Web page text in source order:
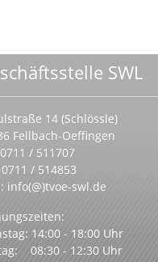
SWL
14 (Schlössle)
Fellbach-Oeffingen
/ 511707
0711 / 514853
info(@)tvoe-swl.de
14:00 - 18:00 Uhr
08:30 - 12:30 Uhr